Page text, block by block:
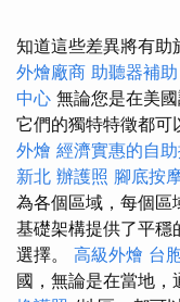
知道這些差異將有助
外燴廠商 助聽器補助
中心 無論您是在美
它們的獨特特徵都可
外燴 經濟實惠的自
新北 辦護照 腳底按
為各個區域，每個區
基礎架構提供了平穩
選擇。 高級外燴 台
國，無論是在當地，